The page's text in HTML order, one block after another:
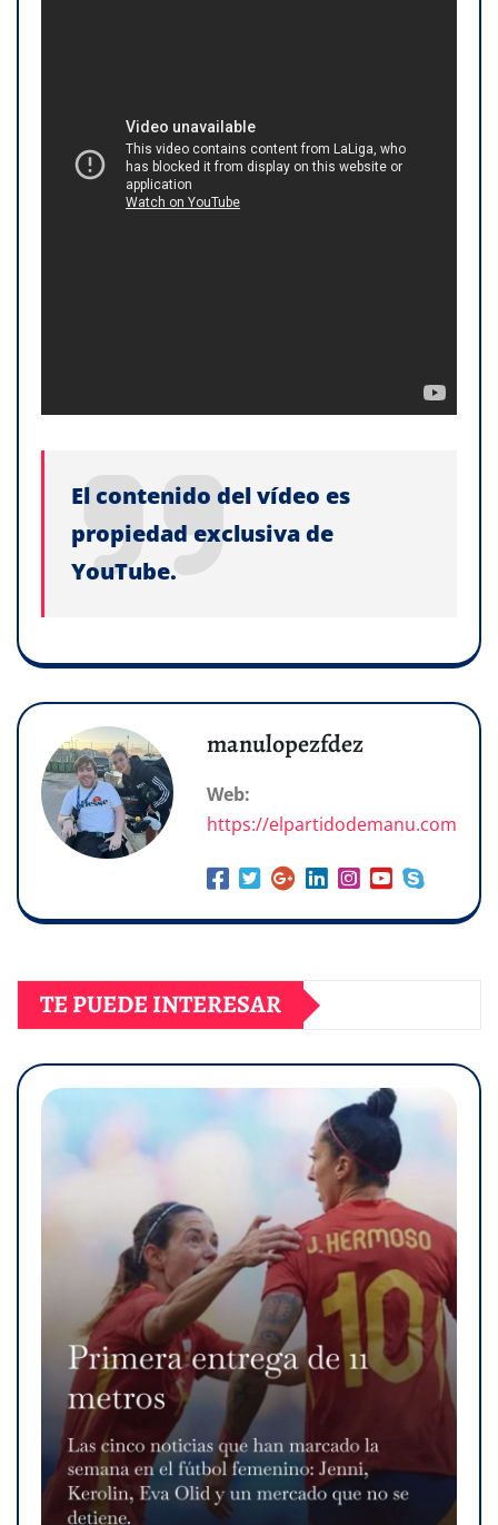
El contenido del vídeo es
propiedad exclusiva de
YouTube.
manulopezfdez
Web:
https://elpartidodemanu.com
TE PUEDE INTERESAR